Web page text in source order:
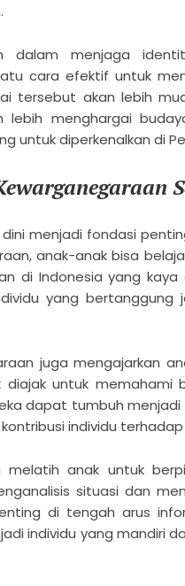
menjaga
cara efektif untuk
tersebut akan lebih
lebih menghargai
diperkenalkan di
menjadi fondasi
anak-anak bisa
di Indonesia yang
yang bertanggung
juga mengajarkan
diajak untuk
dapat tumbuh
individu
melatih anak untuk
situasi dan
di tengah arus
individu yang mandiri